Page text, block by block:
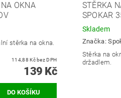
OKNA
stěrka na okna.
114,88 Kč bez DPH
139 Kč
STĚRKA
SPOKAR
Skladem
Značka:
Stěrka na
držadlem.